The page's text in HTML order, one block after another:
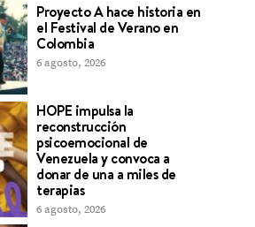
Proyecto A hace historia en
el Festival de Verano en
Colombia
6 agosto, 2026
HOPE impulsa la
reconstrucción
psicoemocional de
Venezuela y convoca a
donar de una a miles de
terapias
6 agosto, 2026